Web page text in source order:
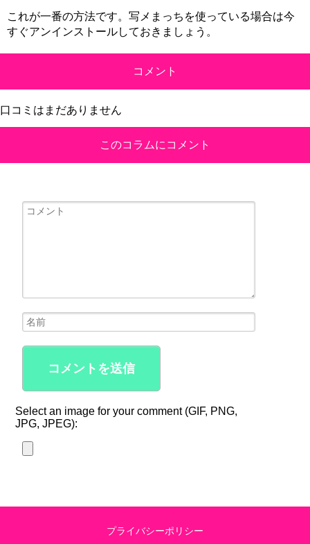
これが一番の方法です。写メまっちを使っている場合は今
すぐアンインストールしておきましょう。
コメント
口コミはまだありません
このコラムにコメント
Select an image for your comment (GIF, PNG,
JPG, JPEG):
プライバシーポリシー